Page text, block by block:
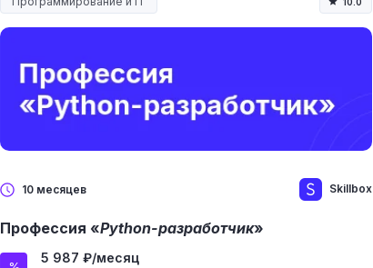
10 месяцев Skillbox
Профессия «Python-разработчик»
5 987 ₽/месяц